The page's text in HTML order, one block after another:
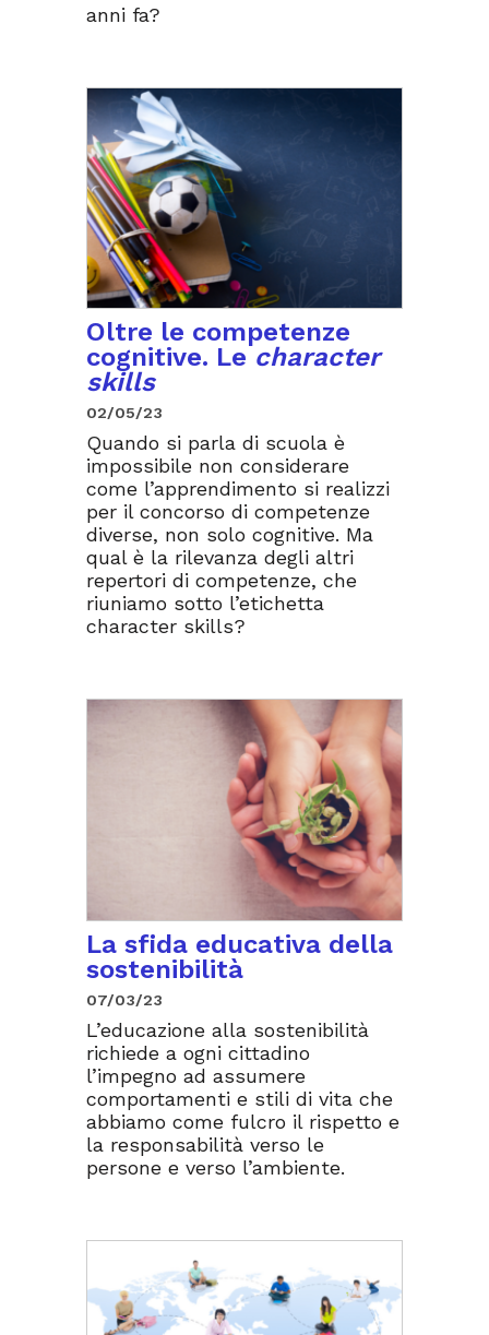
anni fa?
Oltre le competenze
cognitive. Le character
skills
02/05/23
Quando si parla di scuola è
impossibile non considerare
come l’apprendimento si realizzi
per il concorso di competenze
diverse, non solo cognitive. Ma
qual è la rilevanza degli altri
repertori di competenze, che
riuniamo sotto l’etichetta
character skills?
La sfida educativa della
sostenibilità
07/03/23
L’educazione alla sostenibilità
richiede a ogni cittadino
l’impegno ad assumere
comportamenti e stili di vita che
abbiamo come fulcro il rispetto e
la responsabilità verso le
persone e verso l’ambiente.